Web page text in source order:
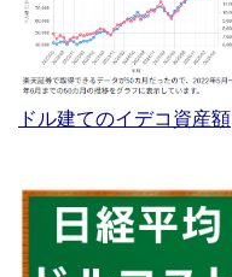
ドル建てのイデコ資産額